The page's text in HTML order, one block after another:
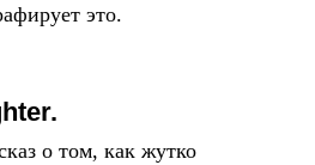
это.
о том, как жутко